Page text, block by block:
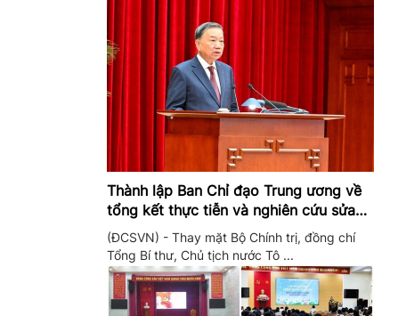
Thành lập Ban Chỉ đạo Trung ương về
tổng kết thực tiễn và nghiên cứu sửa
đổi, bổ sung Điều lệ Đảng
(ĐCSVN) - Thay mặt Bộ Chính trị, đồng chí
Tổng Bí thư, Chủ tịch nước Tô ...